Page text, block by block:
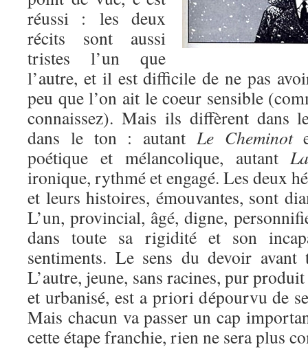
réussi : les deux
récits sont aussi
tristes l’un que
l’autre, et il est difficile de ne pas
peu que l’on ait le coeur sensible
connaissez). Mais ils diffèrent dans
dans le ton : autant Le Cheminot
poétique et mélancolique, autantLa
ironique, rythmé et engagé. Les deux
et leurs histoires, émouvantes, sont
L’un, provincial, âgé, digne,
dans toute sa rigidité et son
sentiments. Le sens du devoir avant
L’autre, jeune, sans racines, pur
et urbanisé, est a priori dépourvu de
Mais chacun va passer un cap
cette étape franchie, rien ne sera plus